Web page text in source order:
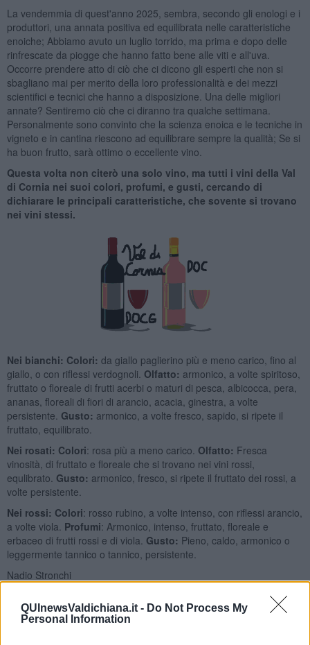
QUInewsValdichiana.it - Do Not Process My
Personal Information
La vendemmia di quest'anno 2025, sembra, secondo gli enologi e i
produttori, una annata positiva ed equilibrata nelle caratteristiche
enoiche; Abbiamo avuto un luglio torrido, ma prima e dopo delle
rinfrescate da piogge che hanno fatto bene alle viti e all'uva.
Occorre prendere atto di ciò che ci dicono gli esperti che non si
sbagliano mai per merito della loro professionalità e dei mezzi
scientifici e tecnici che hanno a disposizione. Una delle migliori
annate? Sentiremo ciò che ci diranno tra qualche settimana.
Personalmente sono convinto che la scienza enoica e le tecniche in
vigneto e in cantina riescono ad equilibrare sempre la qualità; Se si
ha buon frutto, sarà ottimo o eccellente vino.
Questa volta non citerò una solo vino, ma tutti i vini della Val
di Cornia nei suoi colori, profumi, e gusti, cercando di
dichiarare le principali caratteristiche, che sovente si trovano
nei vini stessi.
Nei bianchi: Colori: da giallo paglierino più e meno carico, fino al
giallo, o con riflessi verdognoli. Olfatto: armonico, a volte spiritoso,
fruttato o floreale di frutti acerbi o maturi di pesca, albicocca, pera,
ananas, floreali di fiori di arancio, acacia, ginestra, a volte
persistente. Gusto: armonico, a volte fresco, sapido, si ripete il
fruttato, equilibrato.
Nei rosati: Colori: rosa più a meno carico. Olfatto: Fresca
vinosità, di fruttato e floreale che si trovano nei vini rossi,
equlibrato. Gusto: armonico, fresco, si ripete il fruttato dei rossi, a
volte persistente.
Nei rossi: Colori: rosso rubino, a volte intenso, con riflessi arancio,
a volte viola. Profumi: Armonico, intenso, fruttato, floreale e
erbaceo di frutti rossi e di viola. Gusto: Pieno, caldo, armonico o
leggermente tannico o tannico, persistente.
Nadio Stronchi